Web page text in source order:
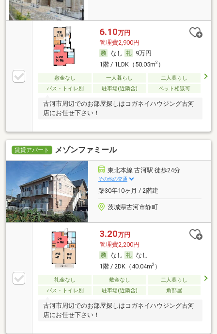
6.10万円
管理費2,900円
なし
9万円
1階 / 1LDK（50.05m2）
敷金なし 一人暮らし
二人暮らし
バス・トイレ別
駐車場(近隣含) ペット相談可
古河市周辺でのお部屋探しはコガネイハウジング古河
店にお任せ下さい！
賃貸アパート メゾンファミール
東北本線 古河駅 徒歩24分
その他の交通
築30年10ヶ月 / 2階建
茨城県古河市静町
3.20万円
管理費2,200円
なし
なし
1階 / 2DK（40.04m2）
礼金なし 敷金なし
二人暮らし
バス・トイレ別
駐車場(近隣含) 角部屋
古河市周辺でのお部屋探しはコガネイハウジング古河
店にお任せ下さい！